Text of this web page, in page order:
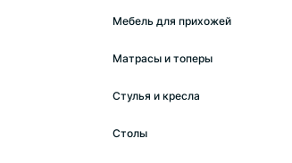
Прямые кухни
Мебель для прихожей
Тумбы под обувь
Шкафы в прихожую
Матрасы и топеры
Стулья и кресла
Столы